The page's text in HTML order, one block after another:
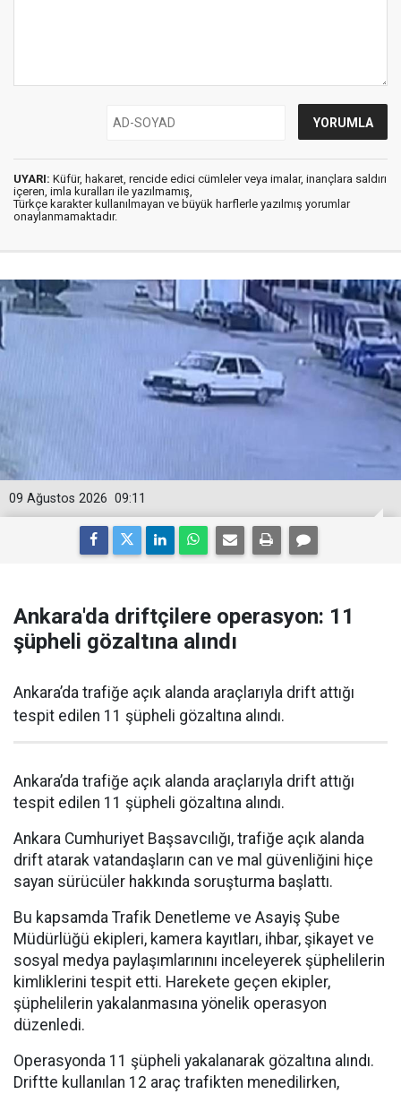
UYARI: Küfür, hakaret, rencide edici cümleler veya imalar, inançlara saldırı
içeren, imla kuralları ile yazılmamış,
Türkçe karakter kullanılmayan ve büyük harflerle yazılmış yorumlar
onaylanmamaktadır.
09:11
09 Ağustos 2026
Ankara'da driftçilere operasyon: 11
şüpheli gözaltına alındı
Ankara’da trafiğe açık alanda araçlarıyla drift attığı
tespit edilen 11 şüpheli gözaltına alındı.
Ankara’da trafiğe açık alanda araçlarıyla drift attığı
tespit edilen 11 şüpheli gözaltına alındı.
Ankara Cumhuriyet Başsavcılığı, trafiğe açık alanda
drift atarak vatandaşların can ve mal güvenliğini hiçe
sayan sürücüler hakkında soruşturma başlattı.
Bu kapsamda Trafik Denetleme ve Asayiş Şube
Müdürlüğü ekipleri, kamera kayıtları, ihbar, şikayet ve
sosyal medya paylaşımlarınını inceleyerek şüphelilerin
kimliklerini tespit etti. Harekete geçen ekipler,
şüphelilerin yakalanmasına yönelik operasyon
düzenledi.
Operasyonda 11 şüpheli yakalanarak gözaltına alındı.
Driftte kullanılan 12 araç trafikten menedilirken,